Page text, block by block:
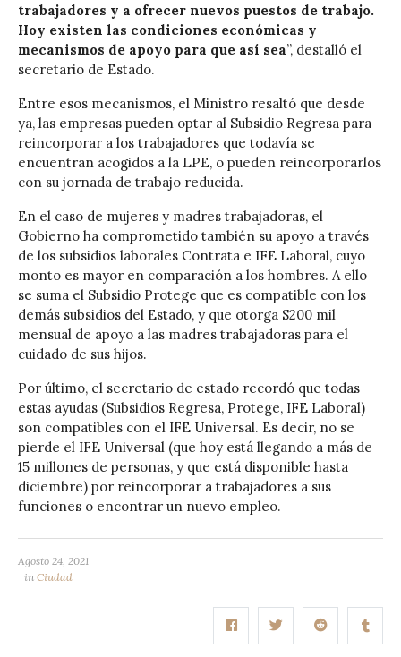
trabajadores y a ofrecer nuevos puestos de trabajo.
Hoy existen las condiciones económicas y
mecanismos de apoyo para que así sea”, destalló el
secretario de Estado.
Entre esos mecanismos, el Ministro resaltó que desde
ya, las empresas pueden optar al Subsidio Regresa para
reincorporar a los trabajadores que todavía se
encuentran acogidos a la LPE, o pueden reincorporarlos
con su jornada de trabajo reducida.
En el caso de mujeres y madres trabajadoras, el
Gobierno ha comprometido también su apoyo a través
de los subsidios laborales Contrata e IFE Laboral, cuyo
monto es mayor en comparación a los hombres. A ello
se suma el Subsidio Protege que es compatible con los
demás subsidios del Estado, y que otorga $200 mil
mensual de apoyo a las madres trabajadoras para el
cuidado de sus hijos.
Por último, el secretario de estado recordó que todas
estas ayudas (Subsidios Regresa, Protege, IFE Laboral)
son compatibles con el IFE Universal. Es decir, no se
pierde el IFE Universal (que hoy está llegando a más de
15 millones de personas, y que está disponible hasta
diciembre) por reincorporar a trabajadores a sus
funciones o encontrar un nuevo empleo.
Agosto 24, 2021
in Ciudad